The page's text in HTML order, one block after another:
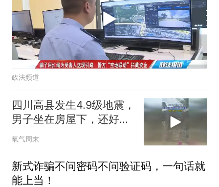
政法频道
四川高县发生4.9级地震，
男子坐在房屋下，还好跑
得快逃过一劫
氧气周末
新式诈骗不问密码不问验证码，一句话就
能上当！